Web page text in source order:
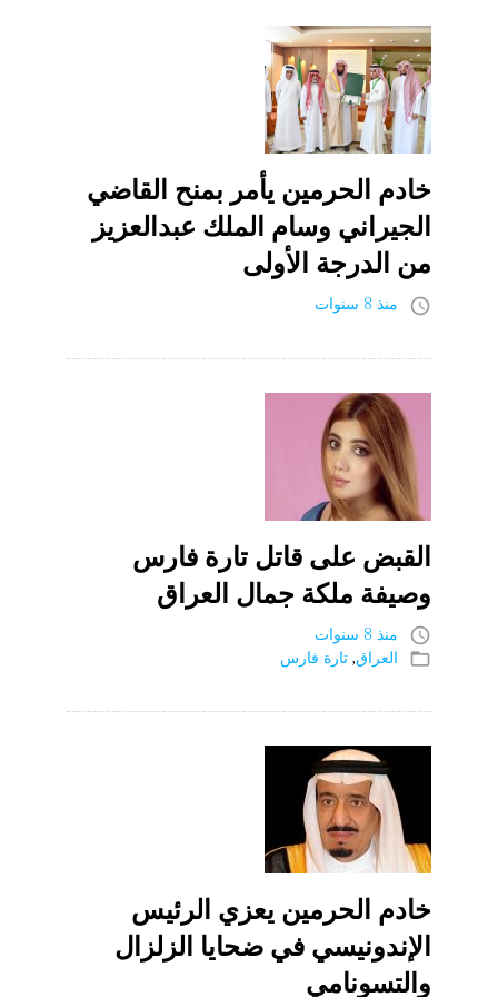
خادم الحرمين يأمر بمنح القاضي
الجيراني وسام الملك عبدالعزيز
من الدرجة الأولى
access_time منذ 8 سنوات
القبض على قاتل تارة فارس
وصيفة ملكة جمال العراق
access_time منذ 8 سنوات
folder_open العراق, تارة فارس
خادم الحرمين يعزي الرئيس
الإندونيسي في ضحايا الزلزال
والتسونامي